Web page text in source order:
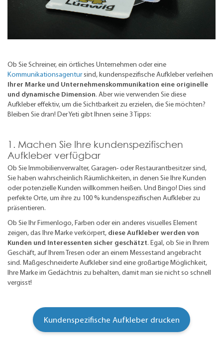
Ob Sie Schreiner, ein örtliches Unternehmen oder eine
Kommunikationsagentursind, kundenspezifische Aufkleber verleihen
Ihrer Marke und Unternehmenskommunikation eine originelle
und dynamische Dimension. Aber wie verwenden Sie diese
Aufkleber effektiv, um die Sichtbarkeit zu erzielen, die Sie möchten?
Bleiben Sie dran! Der Yeti gibt Ihnen seine 3 Tipps:
1. Machen Sie Ihre kundenspezifischen
Aufkleber verfügbar
Ob Sie Immobilienverwalter, Garagen- oder Restaurantbesitzer sind,
Sie haben wahrscheinlich Räumlichkeiten, in denen Sie Ihre Kunden
oder potenzielle Kunden willkommen heißen. Und Bingo! Dies sind
perfekte Orte, um ihre zu 100 % kundenspezifischen Aufkleber zu
präsentieren.
Ob Sie Ihr Firmenlogo, Farben oder ein anderes visuelles Element
zeigen, das Ihre Marke verkörpert, diese Aufkleber werden von
Kunden und Interessenten sicher geschätzt. Egal, ob Sie in Ihrem
Geschäft, auf Ihrem Tresen oder an einem Messestand angebracht
sind. Maßgeschneiderte Aufkleber sind eine großartige Möglichkeit,
Ihre Marke im Gedächtnis zu behalten, damit man sie nicht so schnell
vergisst!
Kundenspezifische Aufkleber drucken